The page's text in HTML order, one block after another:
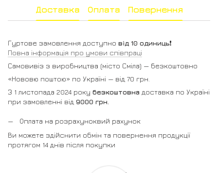
Доставка Оплата Повернення
Гуртове замовлення доступно від 10 одиниць❗️
Повна інформація про умови співпраці
Самовивіз з виробництва (місто Сміла) — безкоштовно
«Нововю поштою» по Україні — від 70 грн.
З 1 листопада 2024 року безкоштовна доставка по Україні
при замовленні від 9000 грн.
Оплата на розрахуноквий рахунок
Ви можете здійснити обмін та повернення продукції
протягом 14 днів після покупки